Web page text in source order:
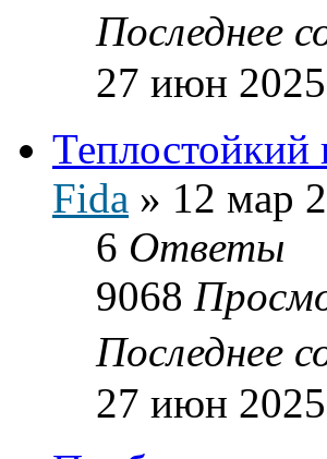
Последнее
27 июн
Теплостойкий
Fida » 12 мар
6 Ответы
9068
Последнее
27 июн